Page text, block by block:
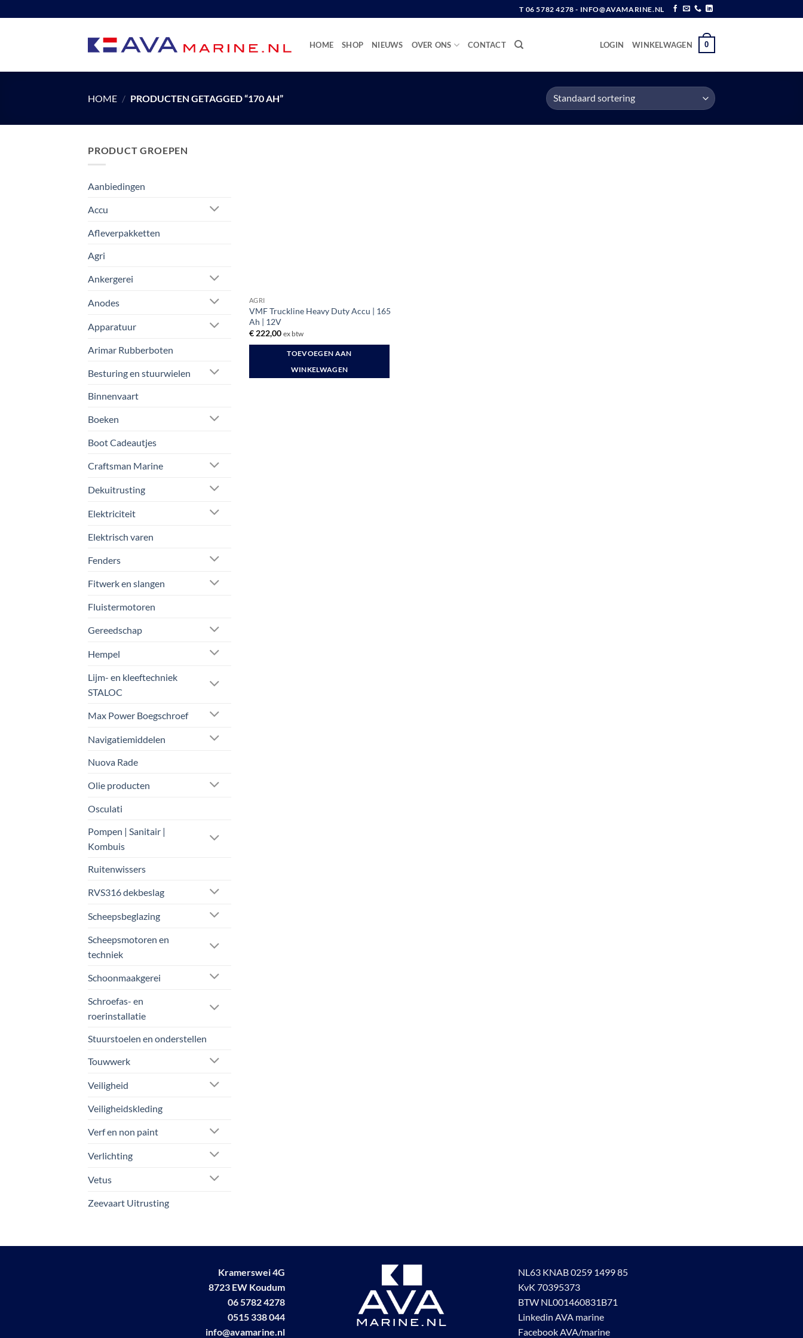
naar
T 06 5782 4278 - INFO@AVAMARINE.NL
HOME SHOP NIEUWS OVER ONS CONTACT LOGIN WINKELWAGEN 0
HOME / PRODUCTEN GETAGGED “170 AH”
PRODUCT GROEPEN
Aanbiedingen
Accu
Afleverpakketten
Agri
Ankergerei
Anodes
Apparatuur
Arimar Rubberboten
Besturing en stuurwielen
Binnenvaart
Boeken
Boot Cadeautjes
Craftsman Marine
Dekuitrusting
Elektriciteit
Elektrisch varen
Fenders
Fitwerk en slangen
Fluistermotoren
Gereedschap
Hempel
Lijm- en kleeftechniek
STALOC
Max Power Boegschroef
Navigatiemiddelen
Nuova Rade
Olie producten
Osculati
Pompen | Sanitair |
Kombuis
Ruitenwissers
RVS316 dekbeslag
Scheepsbeglazing
Scheepsmotoren en
techniek
Schoonmaakgerei
Schroefas- en
roerinstallatie
Stuurstoelen en onderstellen
Touwwerk
Veiligheid
Veiligheidskleding
Verf en non paint
Verlichting
Vetus
Zeevaart Uitrusting
AGRI
VMF Truckline Heavy Duty Accu | 165
Ah | 12V
€222,00 ex btw
TOEVOEGEN AAN
WINKELWAGEN
Kramerswei 4G
8723 EW Koudum
06 5782 4278
0515 338 044
info@avamarine.nl
NL63 KNAB 0259 1499 85
KvK 70395373
BTW NL001460831B71
Linkedin AVA marine
Facebook AVA/marine